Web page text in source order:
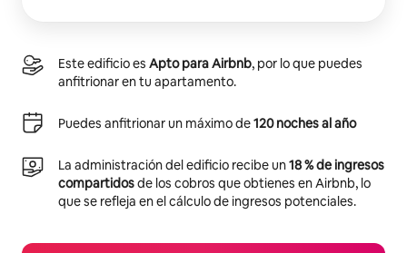
Este edificio es Apto para Airbnb, por lo que puedes
anfitrionar en tu apartamento.
Puedes anfitrionar un máximo de120 noches al año
La administración del edificio recibe un18 % de ingresos
compartidosde los cobros que obtienes en Airbnb, lo
que se refleja en el cálculo de ingresos potenciales.